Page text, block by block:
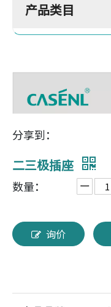
产品类目
分享到：
二三极插座
数量：
询价